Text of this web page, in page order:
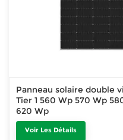
Panneau solaire double
Tier 1 560 Wp 570 Wp
620 Wp
Voir Les Détails